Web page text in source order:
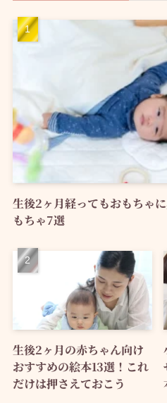
生後2ヶ月経ってもおもちゃ
もちゃ7選
生後2ヶ月の赤ちゃん向け
おすすめの絵本13選！これ
だけは押さえておこう